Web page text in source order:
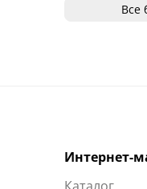
Все
Интернет-